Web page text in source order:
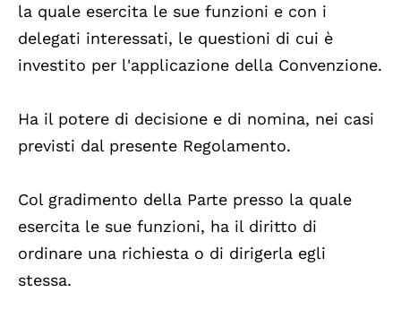
la quale esercita le sue funzioni e con i
delegati interessati, le questioni di cui è
investito per l'applicazione della Convenzione.
Ha il potere di decisione e di nomina, nei casi
previsti dal presente Regolamento.
Col gradimento della Parte presso la quale
esercita le sue funzioni, ha il diritto di
ordinare una richiesta o di dirigerla egli
stessa.